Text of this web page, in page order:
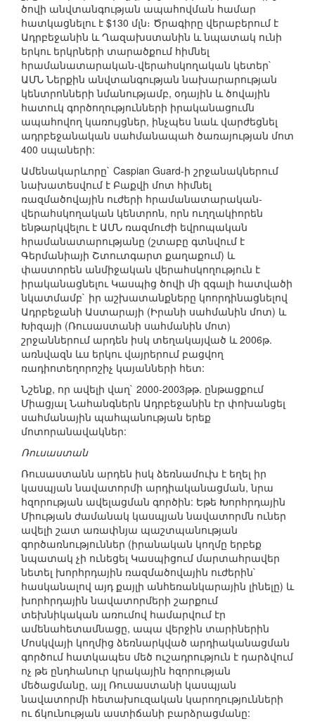
ծովի անվտանգության ապահովման համար
հատկացնելու է $130 մլն։ Ծրագիրը վերաբերում է
Ադրբեջանին և Ղազախստանին և նպատակ ունի
երկու երկրների տարածքում հիմնել
հրամանատարական-վերահսկողական կետեր`
ԱՄՆ Ներքին անվտանգության նախարարության
կենտրոնների նմանությամբ, օդային և ծովային
հատուկ գործողությունների իրականացումն
ապահովող կառույցներ, ինչպես նաև վարժեցնել
ադրբեջանական սահմանապահ ծառայության մոտ
400 սպաների:
Ամենակարևորը` Caspian Guard-ի շրջանակներում
նախատեսվում է Բաքվի մոտ հիմնել
ռազմածովային ուժերի հրամանատարական-
վերահսկողական կենտրոն, որն ուղղակիորեն
ենթարկվելու է ԱՄՆ ռազմուժի եվրոպական
հրամանատարությանը (շտաբը գտնվում է
Գերմանիայի Շտուտգարտ քաղաքում) և
փաստորեն անմիջական վերահսկողություն է
իրականացնելու Կասպից ծովի մի զգալի հատվածի
նկատմամբ` իր աշխատանքները կոորդինացնելով
Ադրբեջանի Աստարայի (Իրանի սահմանին մոտ) և
Խիզայի (Ռուսաստանի սահմանին մոտ)
շրջաններում արդեն իսկ տեղակայված և 2006թ.
առնվազն ևս երկու վայրերում բացվող
ռադիոտեղորոշիչ կայանների հետ:
Նշենք, որ ավելի վաղ` 2000-2003թթ. ընթացքում
Միացյալ Նահանգներն Ադրբեջանին էր փոխանցել
սահմանային պահպանության երեք
մոտորանավակներ:
Ռուսաստան
Ռուսաստանն արդեն իսկ ձեռնամուխ է եղել իր
կասպյան նավատորմի արդիականացման, նրա
հզորության ավելացման գործին: Եթե Խորհրդային
Միության ժամանակ կասպյան նավատորմն ուներ
ավելի շատ առափնյա պաշտպանության
գործառնություններ (իրանական կողմը երբեք
նպատակ չի ունեցել Կասպիցում մարտահրավեր
նետել խորհրդային ռազմածովային ուժերին`
հասկանալով այդ քայլի անհեռանկարային լինելը) և
խորհրդային նավատորմերի շարքում
տեխնիկական առումով համարվում էր
ամենահետամնացը, ապա վերջին տարիներին
Մոսկվայի կողմից ձեռնարկված արդիականացման
գործում հատկապես մեծ ուշադրություն է դարձվում
ոչ թե ընդհանուր կրակային հզորության
մեծացմանը, այլ Ռուսաստանի կասպյան
նավատորմի հետախուզական կարողությունների
ու ճկունության աստիճանի բարձրացմանը: